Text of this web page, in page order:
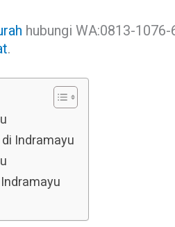
hubungi WA:0813-1076-
.
Indramayu